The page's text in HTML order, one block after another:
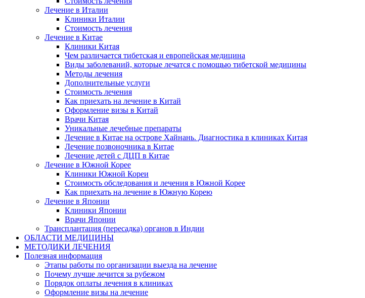
Лечение в Италии
Клиники Италии
Стоимость лечения
Лечение в Китае
Клиники Китая
Чем различается тибетская и европейская медицина
Виды заболеваний, которые лечатся с помощью тибетской медицины
Методы лечения
Дополнительные услуги
Стоимость лечения
Как приехать на лечение в Китай
Оформление визы в Китай
Врачи Китая
Уникальные лечебные препараты
Лечение в Китае на острове Хайнань. Диагностика в клиниках Китая
Лечение позвоночника в Китае
Лечение детей с ДЦП в Китае
Лечение в Южной Корее
Клиники Южной Кореи
Стоимость обследования и лечения в Южной Корее
Как приехать на лечение в Южную Корею
Лечение в Японии
Клиники Японии
Врачи Японии
Трансплантация (пересадка) органов в Индии
ОБЛАСТИ МЕДИЦИНЫ
МЕТОДИКИ ЛЕЧЕНИЯ
Полезная информация
Этапы работы по организации выезда на лечение
Почему лучше лечится за рубежом
Порядок оплаты лечения в клиниках
Оформление визы на лечение